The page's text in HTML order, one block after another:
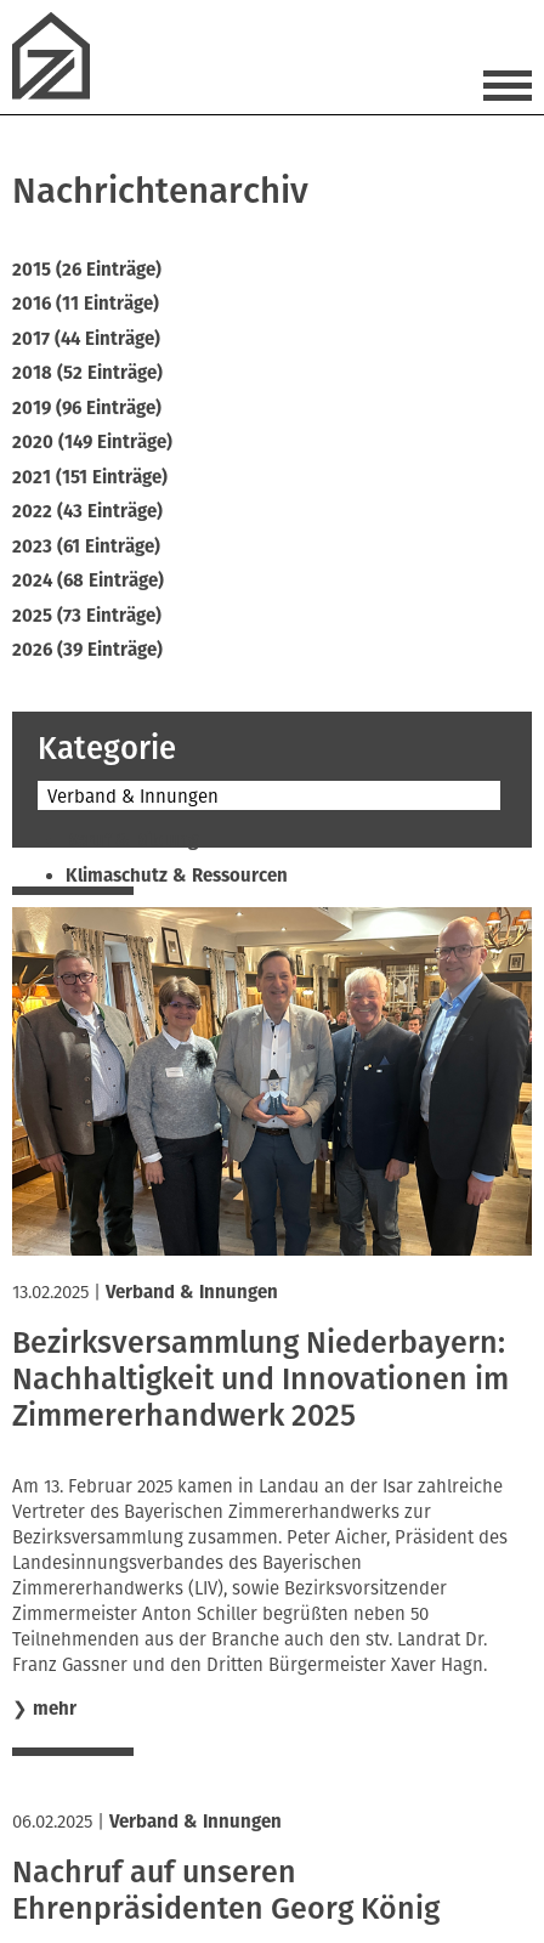
Nachrichtenarchiv
2015 (26 Einträge)
2016 (11 Einträge)
2017 (44 Einträge)
2018 (52 Einträge)
2019 (96 Einträge)
2020 (149 Einträge)
2021 (151 Einträge)
2022 (43 Einträge)
2023 (61 Einträge)
2024 (68 Einträge)
2025 (73 Einträge)
2026 (39 Einträge)
Kategorie
Verband & Innungen
Klimaschutz & Ressourcen
Normen & Fachregeln
Prävention & Arbeitsschutz
Recht & Wirtschaft
Soziales & Tarifpolitik
Verband & Innungen
Interviews
Innung
13.02.2025 Verband & Innungen
Bezirksversammlung Niederbayern:
Nachhaltigkeit und Innovationen im
Zimmererhandwerk 2025
Am 13. Februar 2025 kamen in Landau an der Isar zahlreiche
Vertreter des Bayerischen Zimmererhandwerks zur
Bezirksversammlung zusammen. Peter Aicher, Präsident des
Landesinnungsverbandes des Bayerischen
Zimmererhandwerks (LIV), sowie Bezirksvorsitzender
Zimmermeister Anton Schiller begrüßten neben 50
Teilnehmenden aus der Branche auch den stv. Landrat Dr.
Franz Gassner und den Dritten Bürgermeister Xaver Hagn.
❯ mehr
06.02.2025 Verband & Innungen
Nachruf auf unseren
Ehrenpräsidenten Georg König